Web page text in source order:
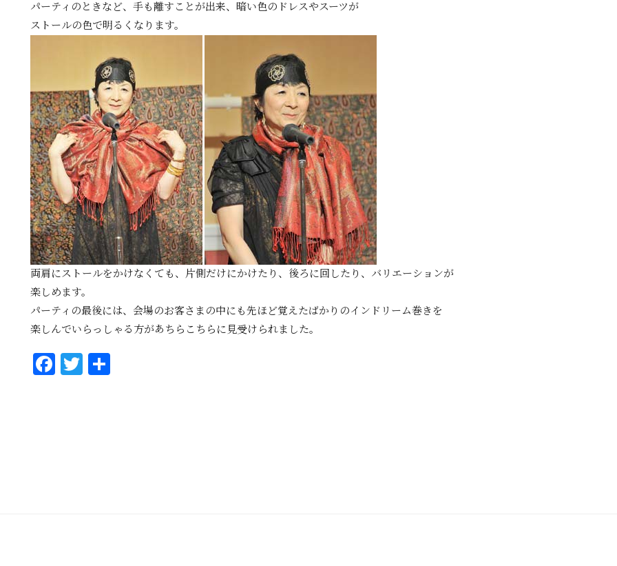
パーティのときなど、手も離すことが出来、暗い色のドレスやスーツが
ストールの色で明るくなります。
両肩にストールをかけなくても、片側だけにかけたり、後ろに回したり、バリエーションが
楽しめます。
パーティの最後には、会場のお客さまの中にも先ほど覚えたばかりのインドリーム巻きを
楽しんでいらっしゃる方があちらこちらに見受けられました。
Fa T